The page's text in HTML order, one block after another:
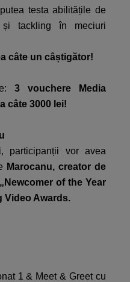
testa abilitățile de
și tackling în meciuri
câte un câștigător!​
3 vouchere Media
câte 3000 lei!​
participanții vor avea
Marocanu, creator de
of the Year
Video Awards.​
1 & Meet & Greet cu